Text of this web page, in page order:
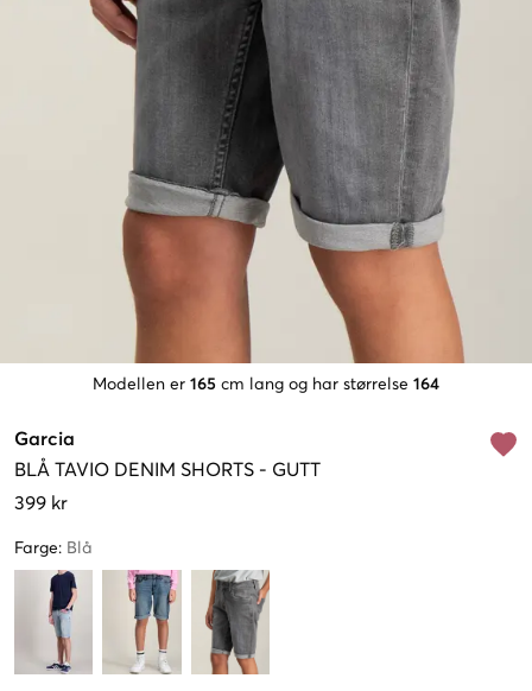
Modellen er 165 cm lang og har størrelse 164
Garcia
BLÅ TAVIO DENIM SHORTS - GUTT
399 kr
Farge: Blå